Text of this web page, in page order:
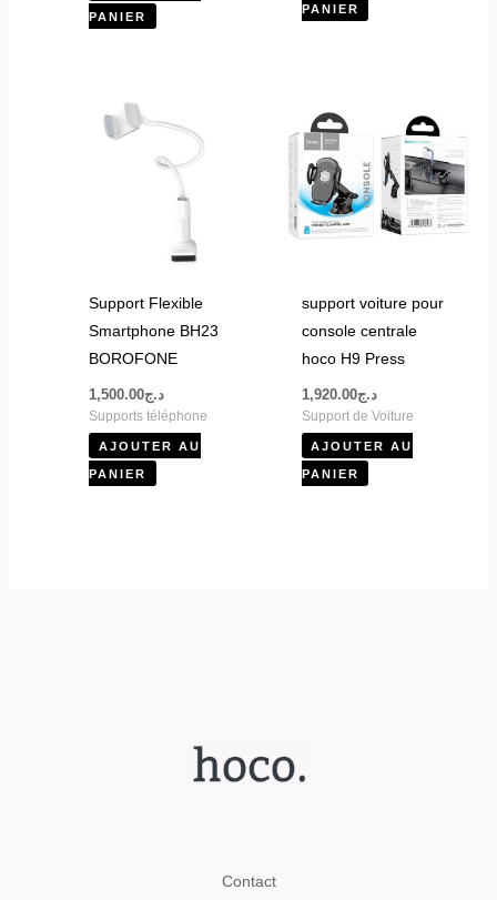
PANIER
PANIER
Support Flexible
Smartphone BH23
BOROFONE
د.ج1,500.00
Supports téléphone
AJOUTER AU
PANIER
support voiture pour
console centrale
hoco H9 Press
د.ج1,920.00
Support de Voiture
AJOUTER AU
PANIER
Contact